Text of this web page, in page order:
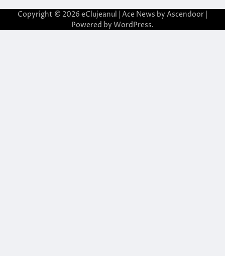
Copyright © 2026 eClujeanul | Ace News by Ascendoor
Powered by WordPress.